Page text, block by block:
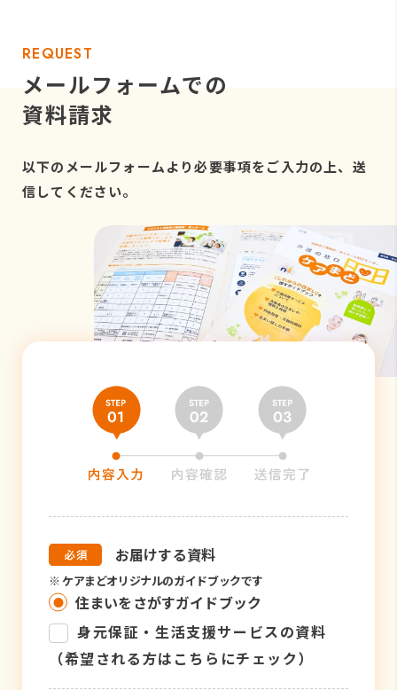
REQUEST
メールフォームでの
資料請求
以下のメールフォームより必要事項をご入力の上、送
信してください。
お届けする資料
※ ケアまどオリジナルのガイドブックです
住まいをさがすガイドブック
身元保証・生活支援サービスの資料
（希望される方はこちらにチェック）